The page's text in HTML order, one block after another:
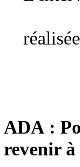
ADA :
revenir à